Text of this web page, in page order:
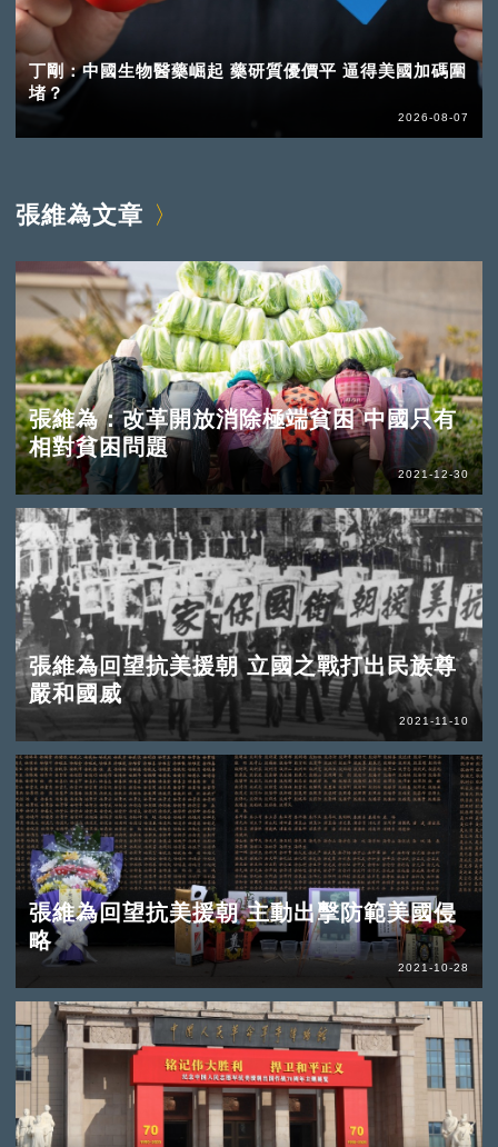
丁剛：中國生物醫藥崛起 藥研質優價平 逼得美國加碼圍
堵？
2026-08-07
張維為文章
張維為：改革開放消除極端貧困 中國只有
相對貧困問題
2021-12-30
張維為回望抗美援朝 立國之戰打出民族尊
嚴和國威
2021-11-10
張維為回望抗美援朝 主動出擊防範美國侵
略
2021-10-28